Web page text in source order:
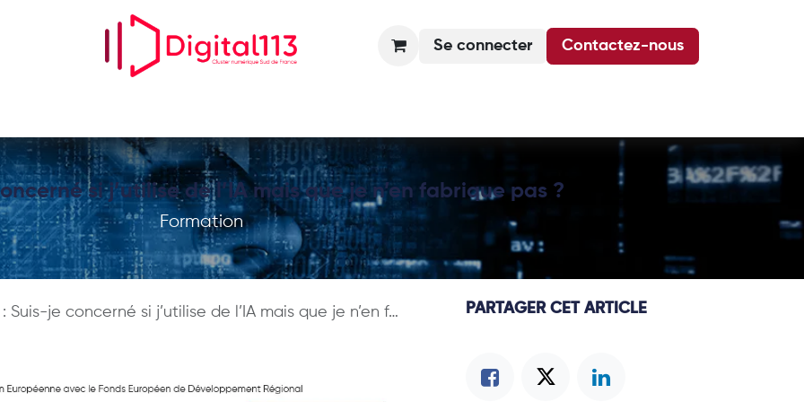
Se connecter Contactez-nous
si j’utilise de l’IA mais que je n’en fabrique pas ?
Formation
je concerné si j’utilise de l’IA mais que je n’en fabrique pas ? PARTAGER CET ARTICLE